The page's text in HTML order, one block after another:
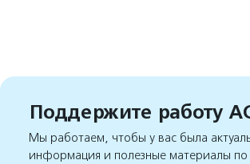
Поддержите работу
Мы работаем, чтобы у вас была
информация и полезные материалы